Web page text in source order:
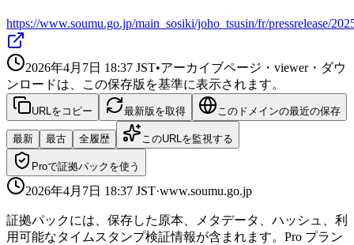
https://www.soumu.go.jp/main_sosiki/joho_tsusin/fr/pressrelease/
2026年4月7日 18:37 JST•アーカイブページ・viewer・ダウ
ンロードは、この保存版を基準に表示されます。
URLをコピー 最新版を取得 このドメインの最近の保存
最新 最古 全履歴 このURLを監視する
Proで証拠パックを使う
2026年4月7日 18:37 JST·www.soumu.go.jp
証拠パックには、保存した原本、メタデータ、ハッシュ、利
用可能なタイムスタンプ検証情報が含まれます。Pro プラン